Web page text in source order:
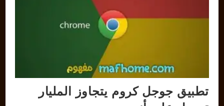
تطبيق جوجل كروم يتجاوز المليار